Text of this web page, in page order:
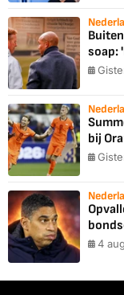
soap:
bij
4